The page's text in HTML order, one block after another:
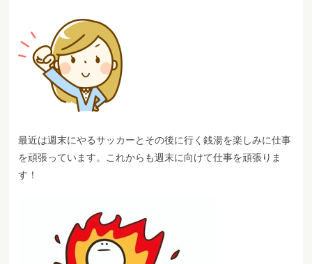
最近は週末にやるサッカーとその後に行く銭湯を楽しみに仕事
を頑張っています。これからも週末に向けて仕事を頑張りま
す！